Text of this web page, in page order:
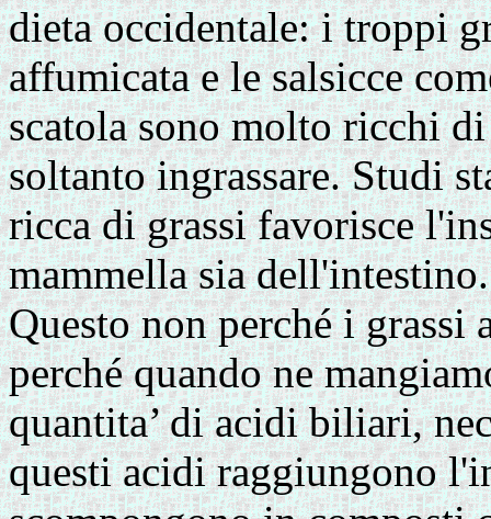
dieta occidentale: i troppi
affumicata e le salsicce
scatola sono molto ricchi
soltanto ingrassare. Studi
ricca di grassi favorisce
mammella sia dell'intestino.
Questo non perché i grassi
perché quando ne
quantita’ di acidi biliari,
questi acidi raggiungono